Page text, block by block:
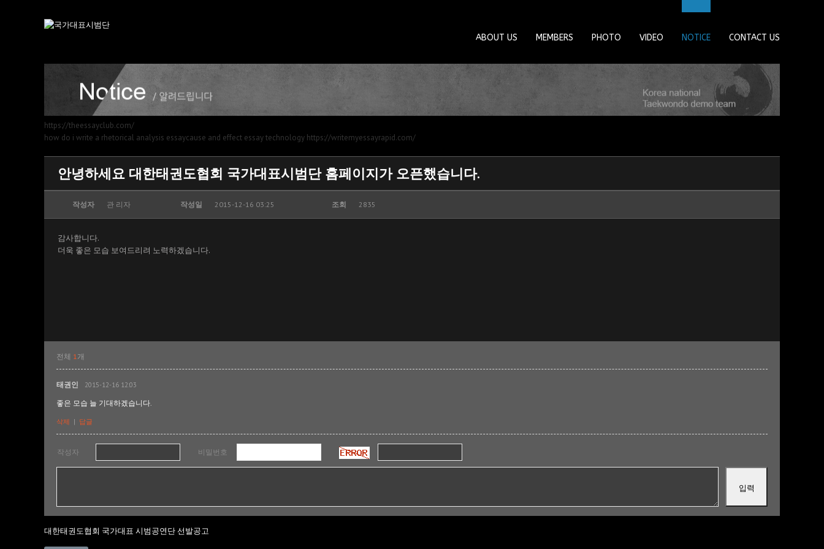
ABOUT US MEMBERS PHOTO VIDEO NOTICE CONTACT US
https://theessayclub.com/
how do i write a rhetorical analysis essaycause and effect essay technology https://writemyessayrapid.com/
안녕하세요 대한태권도협회 국가대표시범단 홈페이지가 오픈했습니다.
작성자 관 리자 작성일 2015-12-16 03:25 조회 2835
감사합니다.
더욱 좋은 모습 보여드리려 노력하겠습니다.
전체 1개
태권인 2015-12-16 12:03
좋은 모습 늘 기대하겠습니다.
삭제 | 답글
작성자 비밀번호
대한태권도협회 국가대표 시범공연단 선발공고